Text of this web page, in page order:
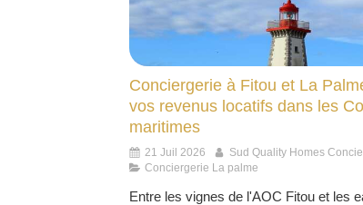
Conciergerie à Fitou et La
vos revenus locatifs dans les
maritimes
21 Juil 2026
Sud Quality Homes
Conciergerie La palme
Entre les vignes de l'AOC Fitou et les